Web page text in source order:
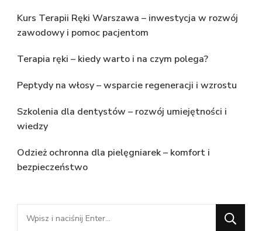
Kurs Terapii Ręki Warszawa – inwestycja w rozwój
zawodowy i pomoc pacjentom
Terapia ręki – kiedy warto i na czym polega?
Peptydy na włosy – wsparcie regeneracji i wzrostu
Szkolenia dla dentystów – rozwój umiejętności i
wiedzy
Odzież ochronna dla pielęgniarek – komfort i
bezpieczeństwo
Szukasz